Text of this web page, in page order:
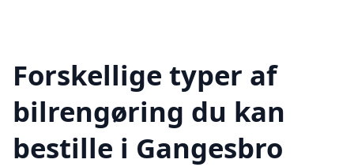
Forskellige typer af
bilrengøring du kan
bestille i Gangesbro